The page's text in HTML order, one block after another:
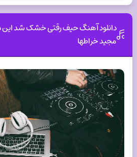
دانلود آهنگ حیف رقتی خشک شد این
مجید خراطها